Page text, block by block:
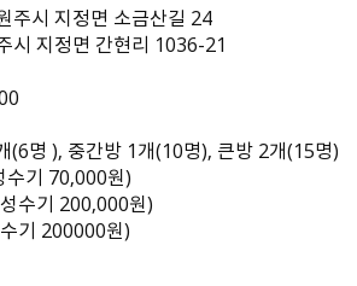
주시 지정면 소금산길 24
시 지정면 간현리 1036-21
(6명 ), 중간방 1개(10명), 큰방 2개(15명)
기 70,000원)
수기 200,000원)
기 200000원)